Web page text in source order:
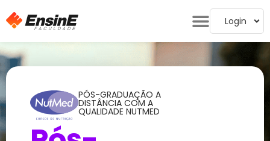
Login
PÓS-GRADUAÇÃO A
DISTÂNCIA COM A
QUALIDADE NUTMED